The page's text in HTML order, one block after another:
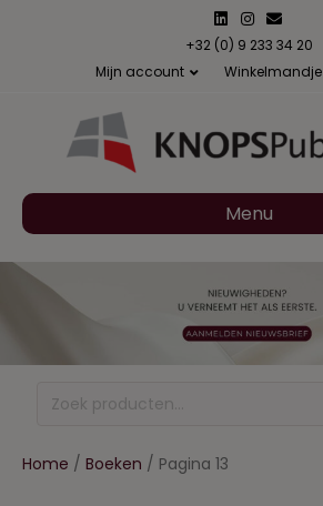
LinkedinInstagram
Email
+32 (0) 9 233 34 20
Mijn account
Winkelmandje
Menu
Zoeken
naar:
Home / Boeken / Pagina 13